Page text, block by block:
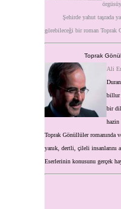
Şehirde yahut taşrada
görebileceği bir roman Toprak
Toprak
Ali
billur
bir
hazin
Toprak Gönüllülerromanında
yanık, dertli, çileli insanlarını
Eserlerinin konusunu gerçek